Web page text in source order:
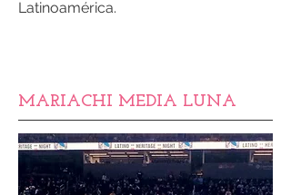
Latinoamérica.
MARIACHI MEDIA LUNA